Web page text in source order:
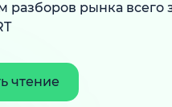
разборов рынка всего
чтение